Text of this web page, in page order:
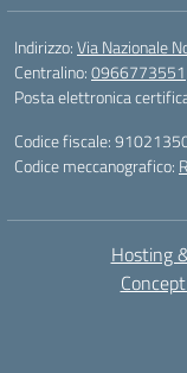
Indirizzo:Via Nazionale
Centralino:0966773551
Posta elettronica
Codice fiscale:
Codice meccanografico:
Hosting